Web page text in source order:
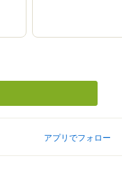
アプリでフォロー